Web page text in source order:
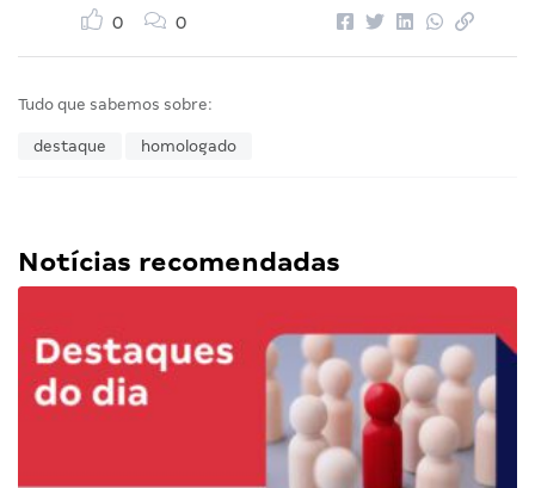
0 0
Tudo que sabemos sobre:
destaque homologado
Notícias recomendadas